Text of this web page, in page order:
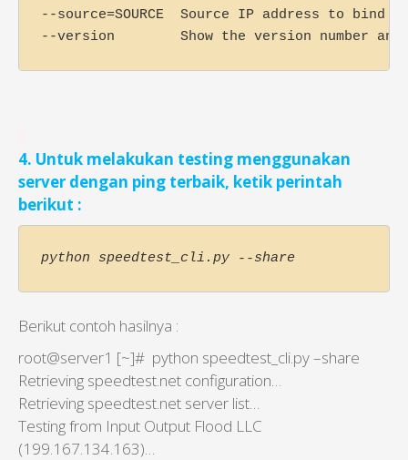
--source=SOURCE  Source IP address to bind
4. Untuk melakukan testing menggunakan
server dengan ping terbaik, ketik perintah
berikut :
python speedtest_cli.py --share
Berikut contoh hasilnya :
root@server1 [~]# python speedtest_cli.py –share
Retrieving speedtest.net configuration…
Retrieving speedtest.net server list…
Testing from Input Output Flood LLC
(199.167.134.163)…